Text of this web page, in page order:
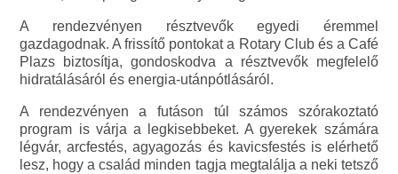
A rendezvényen résztvevők egyedi éremmel
gazdagodnak. A frissítő pontokat a Rotary Club és a Café
Plazs biztosítja, gondoskodva a résztvevők megfelelő
hidratálásáról és energia-utánpótlásáról.
A rendezvényen a futáson túl számos szórakoztató
program is várja a legkisebbeket. A gyerekek számára
légvár, arcfestés, agyagozás és kavicsfestés is elérhető
lesz, hogy a család minden tagja megtalálja a neki tetsző